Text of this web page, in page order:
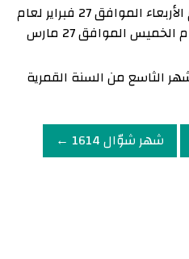
يبدأ شهر رمضان 1614 يوم الأربعاء الموافق 27 فبراير لعام
2188 ميلادي ، وينتهي يوم الخميس الموافق 27 مارس
الثاسع من السنة القمرية
شهر شوّال 1614 ←